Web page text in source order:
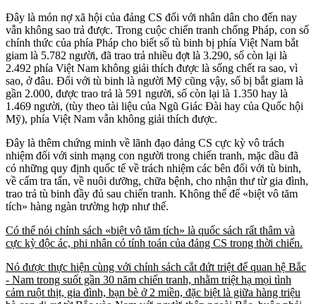
Đây là món nợ xã hội của đảng CS đối với nhân dân cho đến nay
vẫn không sao trả được. Trong cuộc chiến tranh chống Pháp, con số
chính thức của phía Pháp cho biết số tù binh bị phía Việt Nam bắt
giam là 5.782 người, đã trao trả nhiều đợt là 3.290, số còn lại là
2.492 phía Việt Nam không giải thích được là sống chết ra sao, vì
sao, ở đâu. Đối với tù binh là người Mỹ cũng vậy, số bị bắt giam là
gần 2.000, được trao trả là 591 người, số còn lại là 1.350 hay là
1.469 người, (tùy theo tài liệu của Ngũ Giác Đài hay của Quốc hội
Mỹ), phía Việt Nam vẫn không giải thích được.
Đây là thêm chứng minh về lãnh đạo đảng CS cực kỳ vô trách
nhiệm đối với sinh mạng con người trong chiến tranh, mặc dầu đã
có những quy định quốc tế về trách nhiệm các bên đối với tù binh,
về cấm tra tấn, về nuôi dưỡng, chữa bệnh, cho nhận thư từ gia đình,
trao trả tù binh đầy đủ sau chiến tranh. Không thể để «biệt vô tăm
tích» hàng ngàn trường hợp như thế.
Có thể nói chính sách «biệt vô tăm tích» là quốc sách rất thâm và
cực kỳ độc ác, phi nhân có tính toán của đảng CS trong thời chiến.
Nó được thực hiện cùng với chính sách cắt đứt triệt để quan hệ Bắc
- Nam trong suốt gần 30 năm chiến tranh, nhằm triệt hạ mọi tình
cảm ruột thịt, gia đình, bạn bè ở 2 miền, đặc biệt là giữa hàng triệu